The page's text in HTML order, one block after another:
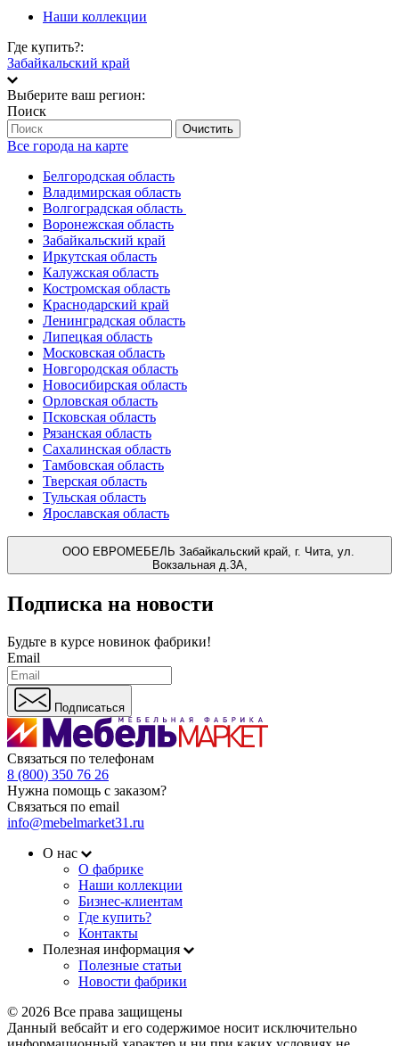
Наши коллекции
Где купить?:
Забайкальский край
Выберите ваш регион:
Поиск
Очистить
Все города на карте
Белгородская область
Владимирская область
Волгоградская область
Воронежская область
Забайкальский край
Иркутская область
Калужская область
Костромская область
Краснодарский край
Ленинградская область
Липецкая область
Московская область
Новгородская область
Новосибирская область
Орловская область
Псковская область
Рязанская область
Сахалинская область
Тамбовская область
Тверская область
Тульская область
Ярославская область
ООО ЕВРОМЕБЕЛЬ Забайкальский край, г. Чита, ул.
Вокзальная д.3А,
Подписка на новости
Будьте в курсе новинок фабрики!
Email
Подписаться
Связаться по телефонам
8 (800) 350 76 26
Нужна помощь с заказом?
Связаться по email
info@mebelmarket31.ru
О нас
О фабрике
Наши коллекции
Бизнес-клиентам
Где купить?
Контакты
Полезная информация
Полезные статьи
Новости фабрики
© 2026 Все права защищены
Данный вебсайт и его содержимое носит исключительно